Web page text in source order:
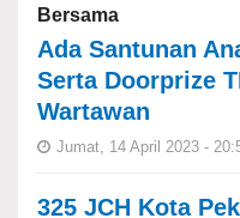
Bersama
Ada Santunan
Serta Doorprize
Wartawan
Jumat, 14 April 2023 -
325 JCH Kota